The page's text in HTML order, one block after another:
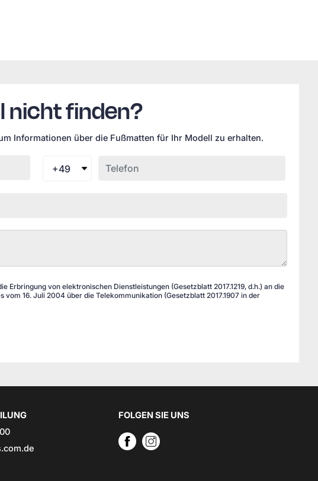
nicht finden?
Informationen über die Fußmatten für Ihr Modell zu erhalten.
+49
von elektronischen Dienstleistungen (Gesetzblatt 2017.1219, d.h.) an die
16. Juli 2004 über die Telekommunikation (Gesetzblatt 2017.1907 in der
FOLGEN SIE UNS